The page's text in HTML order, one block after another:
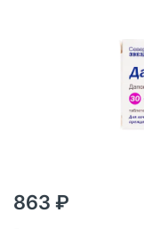
863 ₽